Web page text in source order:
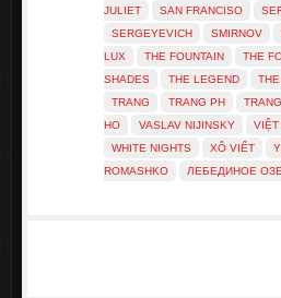
JULIET
SAN FRANCISO
SERGEYEVICH
SMIRNOV
LUX
THE FOUNTAIN THE
SHADES
THE LEGEND
TRANG
TRANG PH
HO
VASLAV NIJINSKY VIỆT
WHITE NIGHTS
XÔ VIẾT
ROMASHKO
ЛЕБЕДИНОЕ